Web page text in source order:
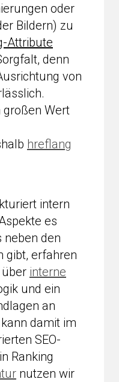
oder
Bildern) zu
Attribute
denn
von
Wert
hreflang
intern
es
neben den
gibt, erfahren
interne
und ein
an
damit im
SEO-
Ranking
nutzen wir